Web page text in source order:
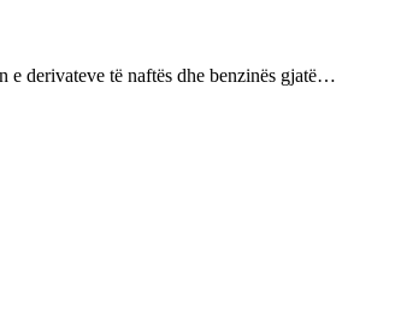
e derivateve të naftës dhe benzinës gjatë…